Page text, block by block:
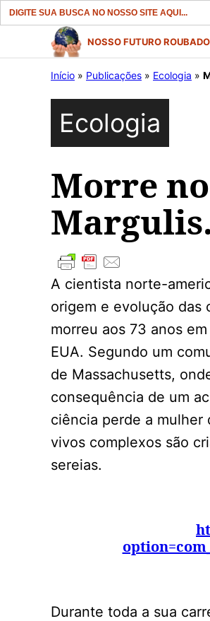
Search
for:
conteúdo
NOSSO FUTURO ROUBADO
Início » Publicações » Ecologia »
Ecologia
Morre
Margulis.
A cientista norte-
origem e evolução das
morreu aos 73 anos
EUA. Segundo um
de Massachusetts,
consequência de um
ciência perde a mulher
vivos complexos são
sereias.
Durante toda a sua